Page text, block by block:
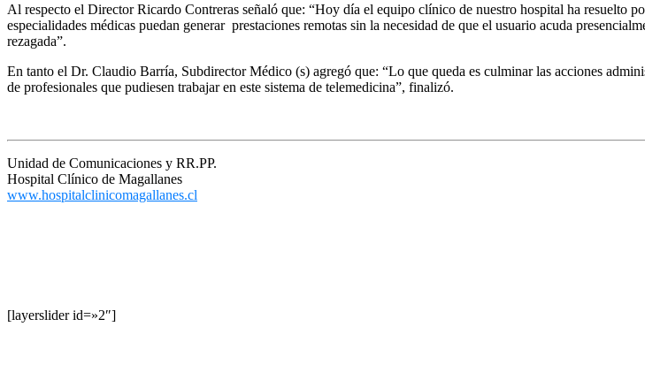
Al respecto el Director Ricardo Contreras señaló que: “Hoy día el equipo clínico de nuestro hospital ha resuelto
especialidades médicas puedan generar prestaciones remotas sin la necesidad de que el usuario acuda
rezagada”.
En tanto el Dr. Claudio Barría, Subdirector Médico (s) agregó que: “Lo que queda es culminar las acciones
de profesionales que pudiesen trabajar en este sistema de telemedicina”, finalizó.
Unidad de Comunicaciones y RR.PP.
Hospital Clínico de Magallanes
www.hospitalclinicomagallanes.cl
[layerslider id=»2″]